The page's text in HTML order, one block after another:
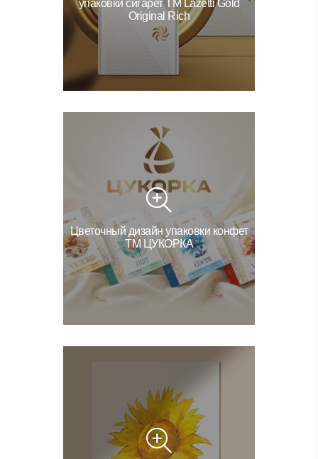
упаковки сигарет ТМ Lazetti Gold
Original Rich
Цветочный дизайн упаковки конфет
ТМ ЦУКОРКА